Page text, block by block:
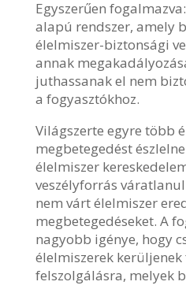
Egyszerűen
alapú rendszer, amely
élelmiszer-biztonsági
annak
juthassanak el nem
a fogyasztókhoz.
Világszerte egyre több
megbetegedést
élelmiszer
veszélyforrás
nem várt élelmiszer
megbetegedéseket. A
nagyobb igénye, hogy
élelmiszerek
felszolgálásra, melyek